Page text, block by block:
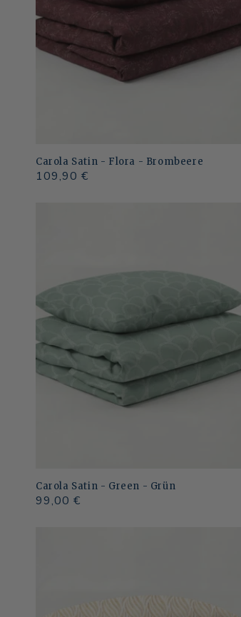
Carola Satin - Flora - Brombeere
Normaler
109,90 €
Carola Satin - Green - Grün
Normaler
99,00 €